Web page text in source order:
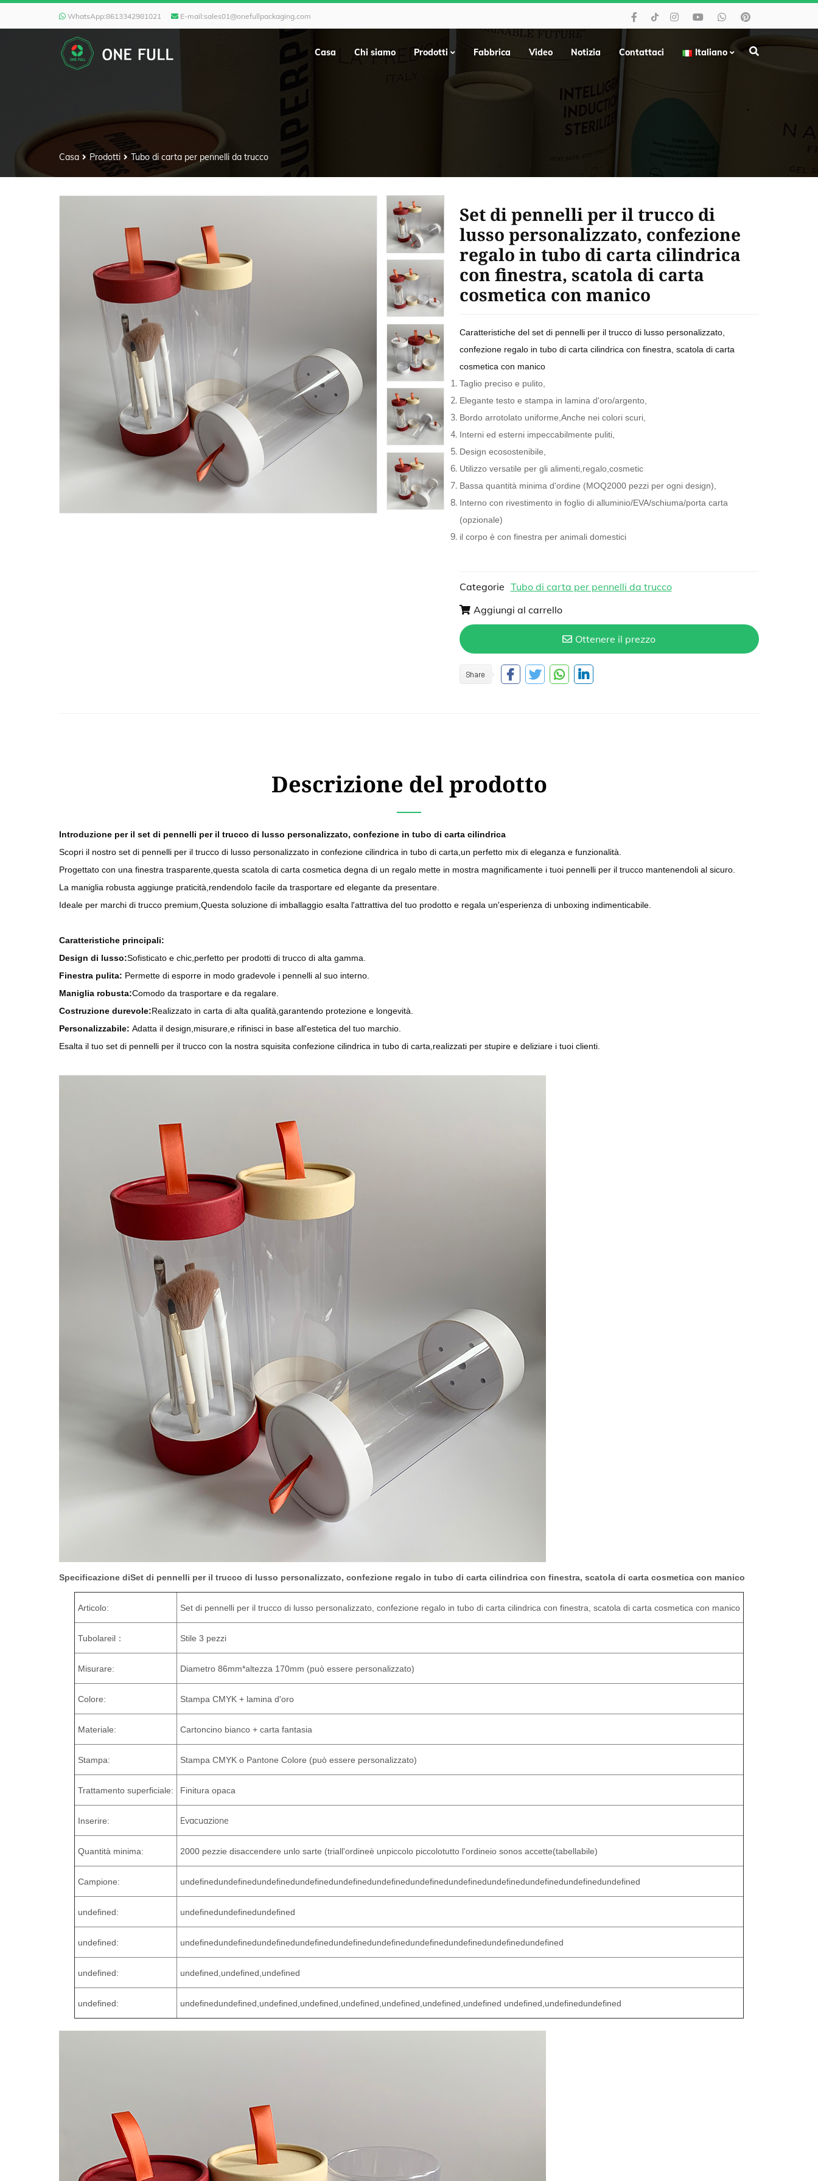
WhatsApp:8613342981021 E-mail:sales01@onefullpackaging.com
Casa Chi siamo Prodotti Fabbrica Video Notizia Contattaci Italiano
Casa Prodotti Tubo di carta per pennelli da trucco
Set di pennelli per il trucco di
lusso personalizzato, confezione
regalo in tubo di carta cilindrica
con finestra, scatola di carta
cosmetica con manico
Caratteristiche del set di pennelli per il trucco di lusso personalizzato,
confezione regalo in tubo di carta cilindrica con finestra, scatola di carta
cosmetica con manico
Taglio preciso e pulito,
Elegante testo e stampa in lamina d'oro/argento,
Bordo arrotolato uniforme,Anche nei colori scuri,
Interni ed esterni impeccabilmente puliti,
Design ecosostenibile,
Utilizzo versatile per gli alimenti,regalo,cosmetic
Bassa quantità minima d'ordine (MOQ2000 pezzi per ogni design),
Interno con rivestimento in foglio di alluminio/EVA/schiuma/porta carta
(opzionale)
il corpo è con finestra per animali domestici
Categorie Tubo di carta per pennelli da trucco
Aggiungi al carrello
Ottenere il prezzo
Descrizione del prodotto
Introduzione per il set di pennelli per il trucco di lusso personalizzato, confezione in tubo di carta cilindrica
Scopri il nostro set di pennelli per il trucco di lusso personalizzato in confezione cilindrica in tubo di carta,un perfetto mix di eleganza e funzionalità.
Progettato con una finestra trasparente,questa scatola di carta cosmetica degna di un regalo mette in mostra magnificamente i tuoi pennelli per il trucco mantenendoli al sicuro.
La maniglia robusta aggiunge praticità,rendendolo facile da trasportare ed elegante da presentare.
Ideale per marchi di trucco premium,Questa soluzione di imballaggio esalta l'attrattiva del tuo prodotto e regala un'esperienza di unboxing indimenticabile.
Caratteristiche principali:
Design di lusso:Sofisticato e chic,perfetto per prodotti di trucco di alta gamma.
Finestra pulita: Permette di esporre in modo gradevole i pennelli al suo interno.
Maniglia robusta:Comodo da trasportare e da regalare.
Costruzione durevole:Realizzato in carta di alta qualità,garantendo protezione e longevità.
Personalizzabile: Adatta il design,misurare,e rifinisci in base all'estetica del tuo marchio.
Esalta il tuo set di pennelli per il trucco con la nostra squisita confezione cilindrica in tubo di carta,realizzati per stupire e deliziare i tuoi clienti.
Specificazione diSet di pennelli per il trucco di lusso personalizzato, confezione regalo in tubo di carta cilindrica con finestra, scatola di carta cosmetica con manico
Articolo: Set di pennelli per il trucco di lusso personalizzato, confezione regalo in tubo di carta cilindrica con finestra, scatola di carta cosmetica con manico
Tubolareil： Stile 3 pezzi
Misurare: Diametro 86mm*altezza 170mm (può essere personalizzato)
Colore: Stampa CMYK + lamina d'oro
Materiale: Cartoncino bianco + carta fantasia
Stampa: Stampa CMYK o Pantone Colore (può essere personalizzato)
Trattamento superficiale: Finitura opaca
Inserire: Evacuazione
Quantità minima: 2000 pezzie disaccendere unlo sarte (triall'ordineè unpiccolo piccolotutto l'ordineio sonos accette(tabellabile)
Campione: undefinedundefinedundefinedundefinedundefinedundefinedundefinedundefinedundefinedundefinedundefinedundefined
undefined: undefinedundefinedundefined
undefined: undefinedundefinedundefinedundefinedundefinedundefinedundefinedundefinedundefinedundefined
undefined: undefined,undefined,undefined
undefined: undefinedundefined,undefined,undefined,undefined,undefined,undefined,undefined undefined,undefinedundefined